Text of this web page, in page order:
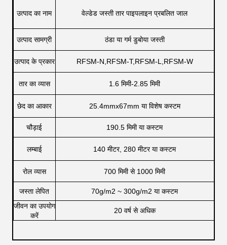
उत्पाद का नाम वेल्डेड जस्ती तार पाइपलाइन प्रबलित जाल
उत्पाद सामग्री ठंडा या गर्म डुबोया जस्ती
उत्पाद के प्रकार RFSM-N,RFSM-T,RFSM-L,RFSM-W
तार का व्यास 1.6 मिमी-2.85 मिमी
छेद का आकार 25.4mmx67mm या विशेष कस्टम
चौड़ाई 190.5 मिमी या कस्टम
लम्बाई 140 मीटर, 280 मीटर या कस्टम
रोल व्यास 700 मिमी से 1000 मिमी
जस्ता लेपित
70g/m2 ~ 300g/m2 या कस्टम
जीवन का उपयोग
करें
20 वर्ष से अधिक